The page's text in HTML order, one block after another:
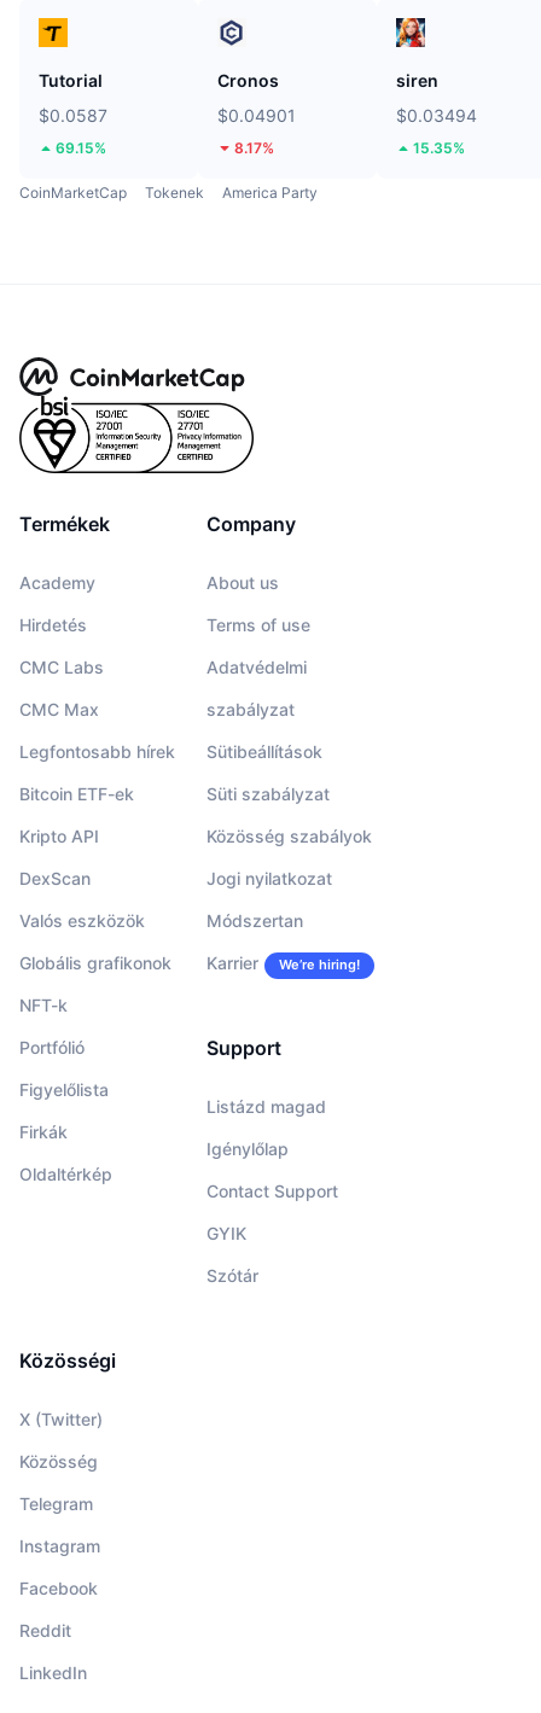
Tutorial
$0.0587
69.15%
Cronos
$0.04901
8.17%
siren
$0.03494
15.35%
CoinMarketCap Tokenek America Party
Termékek
Academy
Hirdetés
CMC Labs
CMC Max
Legfontosabb hírek
Bitcoin ETF-ek
Kripto API
DexScan
Valós eszközök
Globális grafikonok
NFT-k
Portfólió
Figyelőlista
Firkák
Oldaltérkép
Company
About us
Terms of use
Adatvédelmi
szabályzat
Sütibeállítások
Süti szabályzat
Közösség szabályok
Jogi nyilatkozat
Módszertan
Karrier We’re hiring!
Support
Listázd magad
Igénylőlap
Contact Support
GYIK
Szótár
Közösségi
X (Twitter)
Közösség
Telegram
Instagram
Facebook
Reddit
LinkedIn